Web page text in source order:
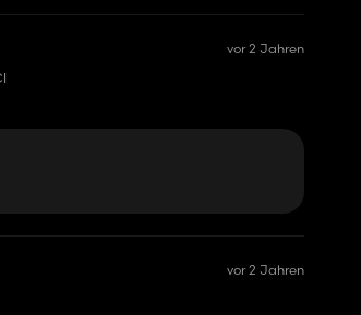
vor 2 Jahren
MERCI
vor 2 Jahren